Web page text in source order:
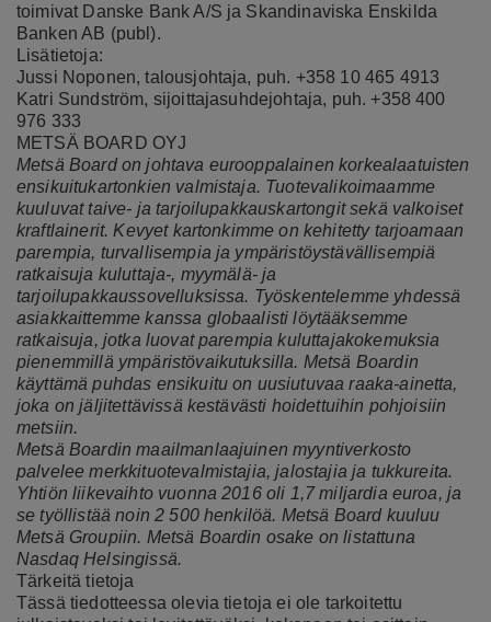
toimivat Danske Bank A/S ja Skandinaviska Enskilda
Banken AB (publ).
Lisätietoja:
Jussi Noponen, talousjohtaja, puh. +358 10 465 4913
Katri Sundström, sijoittajasuhdejohtaja, puh. +358 400
976 333
METSÄ BOARD OYJ
Metsä Board on johtava eurooppalainen korkealaatuisten
ensikuitukartonkien valmistaja. Tuotevalikoimaamme
kuuluvat taive- ja tarjoilupakkauskartongit sekä valkoiset
kraftlainerit. Kevyet kartonkimme on kehitetty tarjoamaan
parempia, turvallisempia ja ympäristöystävällisempiä
ratkaisuja kuluttaja-, myymälä- ja
tarjoilupakkaussovelluksissa. Työskentelemme yhdessä
asiakkaittemme kanssa globaalisti löytääksemme
ratkaisuja, jotka luovat parempia kuluttajakokemuksia
pienemmillä ympäristövaikutuksilla. Metsä Boardin
käyttämä puhdas ensikuitu on uusiutuvaa raaka-ainetta,
joka on jäljitettävissä kestävästi hoidettuihin pohjoisiin
metsiin.
Metsä Boardin maailmanlaajuinen myyntiverkosto
palvelee merkkituotevalmistajia, jalostajia ja tukkureita.
Yhtiön liikevaihto vuonna 2016 oli 1,7 miljardia euroa, ja
se työllistää noin 2 500 henkilöä. Metsä Board kuuluu
Metsä Groupiin. Metsä Boardin osake on listattuna
Nasdaq Helsingissä.
Tärkeitä tietoja
Tässä tiedotteessa olevia tietoja ei ole tarkoitettu